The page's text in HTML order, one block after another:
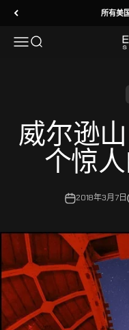
跳转到内容 所有美
菜单搜索
威尔逊
个惊
2018年3月7日